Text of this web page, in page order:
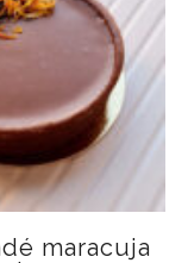
maracuja